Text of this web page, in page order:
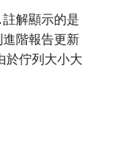
註解顯示的是
階報告更新
於佇列大小大